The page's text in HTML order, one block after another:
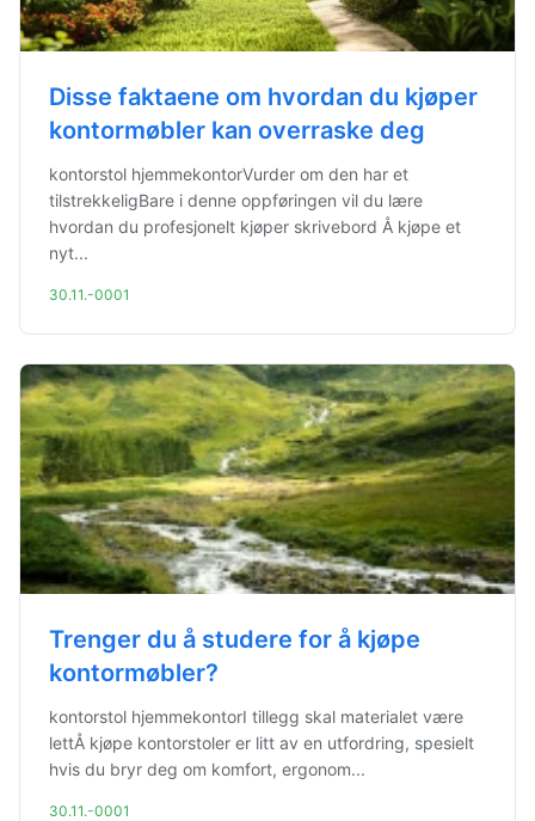
Disse faktaene om hvordan du kjøper
kontormøbler kan overraske deg
kontorstol hjemmekontorVurder om den har et
tilstrekkeligBare i denne oppføringen vil du lære
hvordan du profesjonelt kjøper skrivebord Å kjøpe et
nyt...
30.11.-0001
Trenger du å studere for å kjøpe
kontormøbler?
kontorstol hjemmekontorI tillegg skal materialet være
lettÅ kjøpe kontorstoler er litt av en utfordring, spesielt
hvis du bryr deg om komfort, ergonom...
30.11.-0001